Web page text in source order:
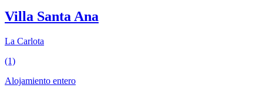
Villa Santa Ana
La Carlota
(1)
Alojamiento entero